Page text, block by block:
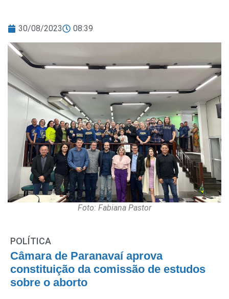
30/08/2023 08:39
Foto: Fabiana Pastor
POLÍTICA
Câmara de Paranavaí aprova
constituição da comissão de estudos
sobre o aborto